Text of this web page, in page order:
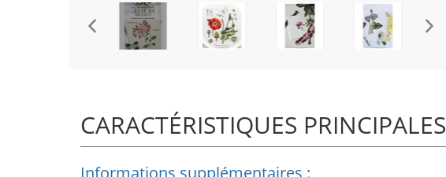
CARACTÉRISTIQUES PRINCIPALES
Informations supplémentaires :